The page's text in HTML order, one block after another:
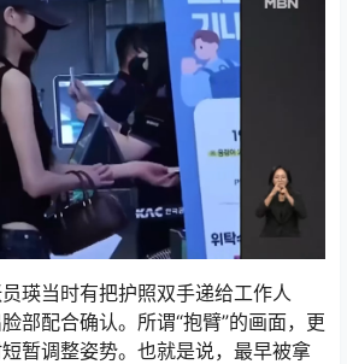
瑛当时有把护照双手递给工作人
部配合确认。所谓“抱臂”的画面，更
暂调整姿势。也就是说，最早被拿